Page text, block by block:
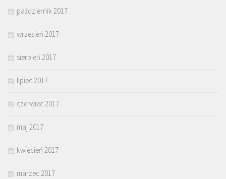
październik 2017
wrzesień 2017
sierpień 2017
lipiec 2017
czerwiec 2017
maj 2017
kwiecień 2017
marzec 2017